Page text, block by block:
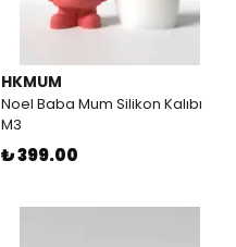
HKMUM
Noel Baba Mum Silikon Kalıbı
M3
₺ 399.00